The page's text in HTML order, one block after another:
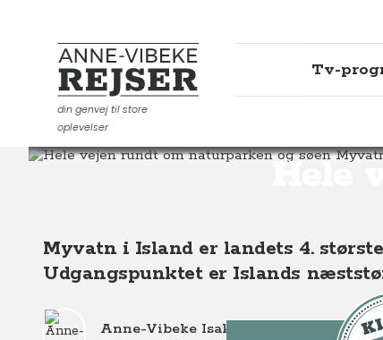
Anne-Vibeke Rejser
din genvej til store
oplevelser
Tv-
Hele
Destinationer
Myvatn i Island er landets 4.
Udgangspunktet er Islands
Anne-Vibeke Isaksen